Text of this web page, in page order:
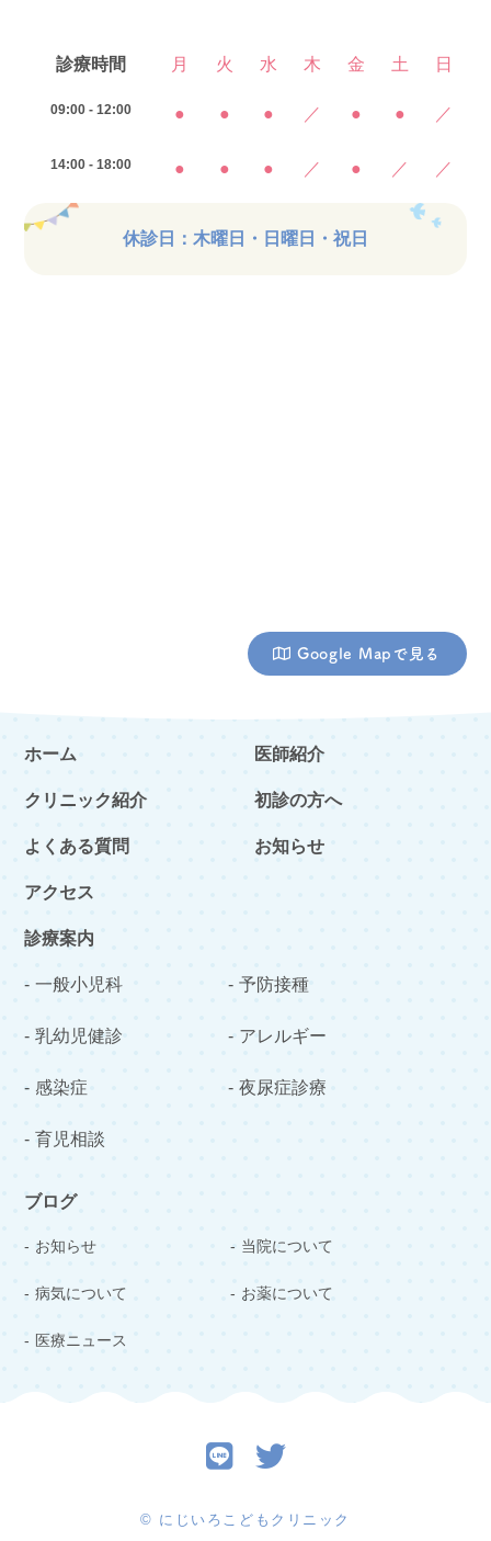
診療時間 月 火 水 木 金 土 日
09:00 - 12:00 ● ● ● ／ ● ● ／
14:00 - 18:00 ● ● ● ／ ● ／ ／
休診日：木曜日・日曜日・祝日
Google Mapで見る
ホーム 医師紹介
クリニック紹介 初診の方へ
よくある質問 お知らせ
アクセス
診療案内
一般小児科 予防接種
乳幼児健診 アレルギー
感染症 夜尿症診療
育児相談
ブログ
お知らせ 当院について
病気について お薬について
医療ニュース
© にじいろこどもクリニック